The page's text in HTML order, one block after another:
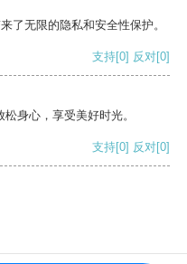
了无限的隐私和安全性保护。
支持[0] 反对[0]
身心，享受美好时光。
支持[0] 反对[0]